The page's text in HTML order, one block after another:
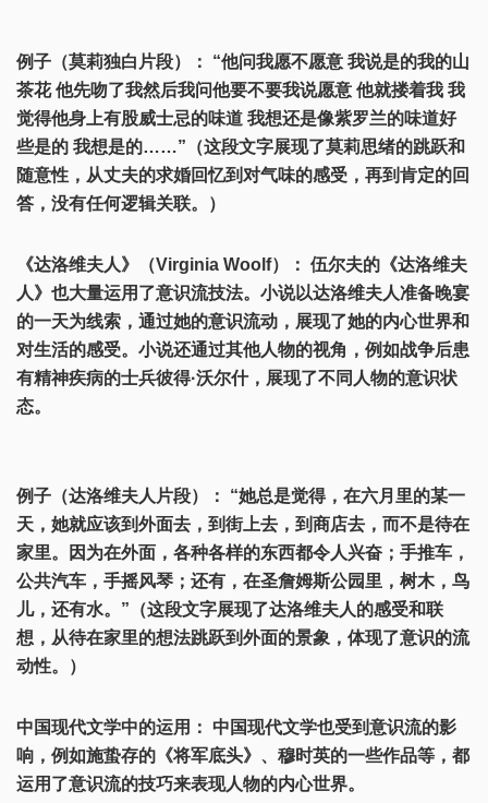
例子（莫莉独白片段）： “他问我愿不愿意 我说是的我的山
茶花 他先吻了我然后我问他要不要我说愿意 他就搂着我 我
觉得他身上有股威士忌的味道 我想还是像紫罗兰的味道好
些是的 我想是的……”（这段文字展现了莫莉思绪的跳跃和
随意性，从丈夫的求婚回忆到对气味的感受，再到肯定的回
答，没有任何逻辑关联。）
《达洛维夫人》（Virginia Woolf）： 伍尔夫的《达洛维夫
人》也大量运用了意识流技法。小说以达洛维夫人准备晚宴
的一天为线索，通过她的意识流动，展现了她的内心世界和
对生活的感受。小说还通过其他人物的视角，例如战争后患
有精神疾病的士兵彼得·沃尔什，展现了不同人物的意识状
态。
例子（达洛维夫人片段）： “她总是觉得，在六月里的某一
天，她就应该到外面去，到街上去，到商店去，而不是待在
家里。因为在外面，各种各样的东西都令人兴奋；手推车，
公共汽车，手摇风琴；还有，在圣詹姆斯公园里，树木，鸟
儿，还有水。”（这段文字展现了达洛维夫人的感受和联
想，从待在家里的想法跳跃到外面的景象，体现了意识的流
动性。）
中国现代文学中的运用： 中国现代文学也受到意识流的影
响，例如施蛰存的《将军底头》、穆时英的一些作品等，都
运用了意识流的技巧来表现人物的内心世界。